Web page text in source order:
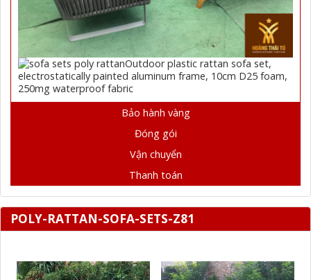
Outdoor plastic rattan sofa set,
electrostatically painted aluminum frame, 10cm D25 foam,
250mg waterproof fabric
Bảo hành vàng
Đóng gói
Vận chuyển
Thanh toán
POLY-RATTAN-SOFA-SETS-Z81